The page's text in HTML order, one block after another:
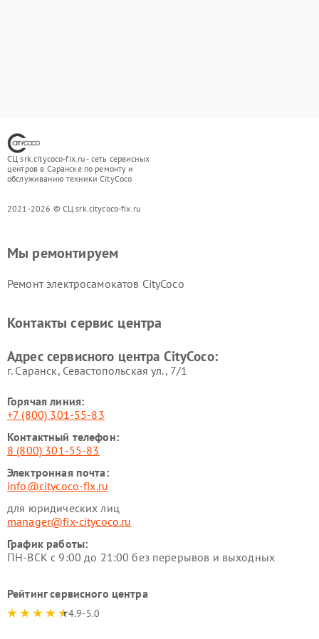
СЦ srk.citycoco-fix.ru - сеть сервисных
центров в Саранске по ремонту и
обслуживанию техники CityCoco
2021-2026 © СЦ srk.citycoco-fix.ru
Мы ремонтируем
Ремонт электросамокатов CityCoco
Контакты сервис центра
Адрес сервисного центра CityCoco:
г. Саранск, Севастопольская ул., 7/1
Горячая линия:
+7 (800) 301-55-83
Контактный телефон:
8 (800) 301-55-83
Электронная почта:
info@citycoco-fix.ru
для юридических лиц
manager@fix-citycoco.ru
График работы:
ПН-ВСК с 9:00 до 21:00 без перерывов и выходных
Рейтинг сервисного центра
4.9-5.0